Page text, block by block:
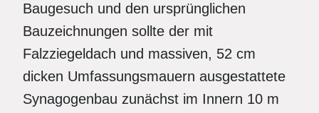
Baugesuch und den ursprünglichen
Bauzeichnungen sollte der mit
Falzziegeldach und massiven, 52 cm
dicken Umfassungsmauern ausgestattete
Synagogenbau zunächst im Innern 10 m